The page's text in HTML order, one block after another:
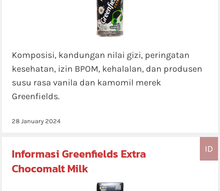
Komposisi, kandungan nilai gizi, peringatan
kesehatan, izin BPOM, kehalalan, dan produsen
susu rasa vanila dan kamomil merek
Greenfields.
28 January 2024
ID
Informasi Greenfields Extra
Chocomalt Milk